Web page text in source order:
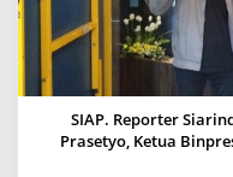
O
T
A
M
SIAP. Reporter
Prasetyo, Ketua